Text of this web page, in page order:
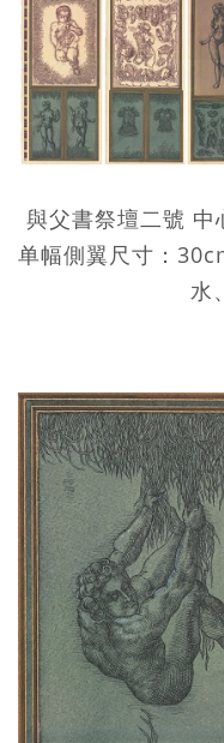
與父書祭壇二號
单幅側翼尺寸：
水